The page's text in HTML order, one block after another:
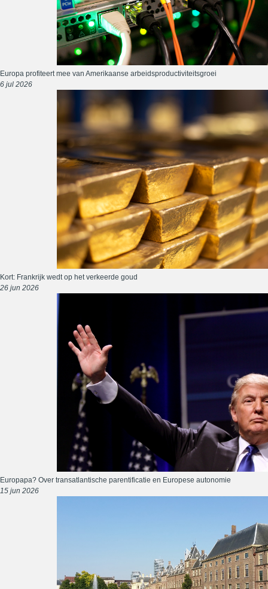
Europa profiteert mee van Amerikaanse arbeidsproductiviteitsgroei
6 jul 2026
Kort: Frankrijk wedt op het verkeerde goud
26 jun 2026
Europapa? Over transatlantische parentificatie en Europese autonomie
15 jun 2026